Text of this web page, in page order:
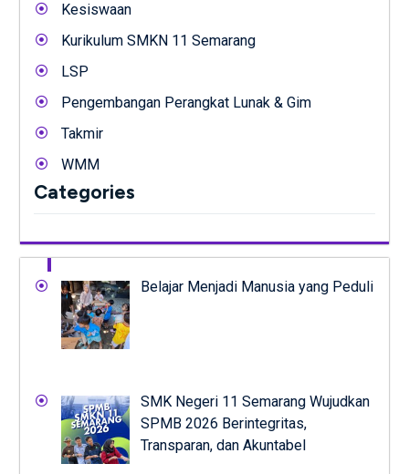
Kesiswaan
Kurikulum SMKN 11 Semarang
LSP
Pengembangan Perangkat Lunak & Gim
Takmir
WMM
Categories
Belajar Menjadi Manusia yang Peduli
SMK Negeri 11 Semarang Wujudkan
SPMB 2026 Berintegritas,
Transparan, dan Akuntabel